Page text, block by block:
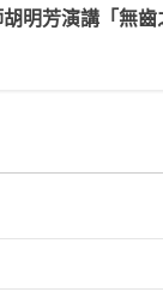
明芳演講「無